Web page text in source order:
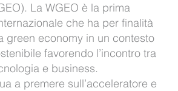
La WGEO è la prima
che ha per finalità
green economy in un contesto
favorendo l’incontro tra
e business.
a premere sull’acceleratore e